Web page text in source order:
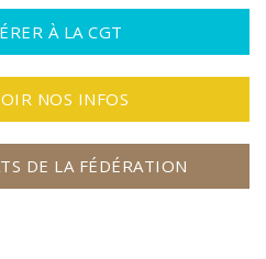
À LA CGT
NOS INFOS
DE LA FÉDÉRATION